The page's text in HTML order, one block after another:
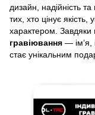
дизайн, надійність
тих, хто цінує якість,
характером. Завдяки
гравіювання — ім’я,
стає унікальним